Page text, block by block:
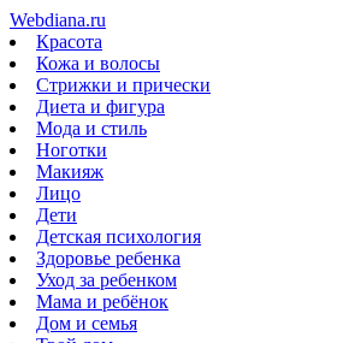
Webdiana.ru
Красота
Кожа и волосы
Стрижки и прически
Диета и фигура
Мода и стиль
Ноготки
Макияж
Лицо
Дети
Детская психология
Здоровье ребенка
Уход за ребенком
Мама и ребёнок
Дом и семья